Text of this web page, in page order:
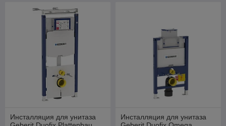
Инсталляция для унитаза
Инсталляция для унитаза